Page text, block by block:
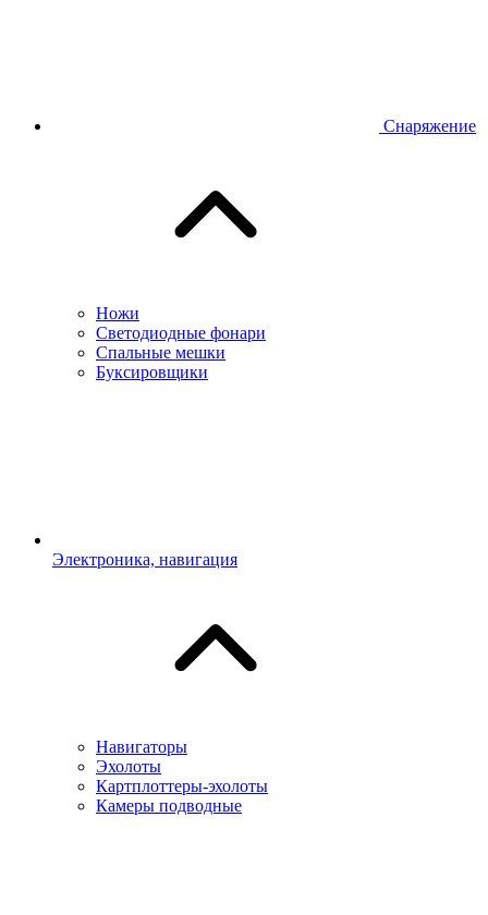
Снаряжение
Ножи
Светодиодные фонари
Спальные мешки
Буксировщики
Электроника, навигация
Навигаторы
Эхолоты
Картплоттеры-эхолоты
Камеры подводные